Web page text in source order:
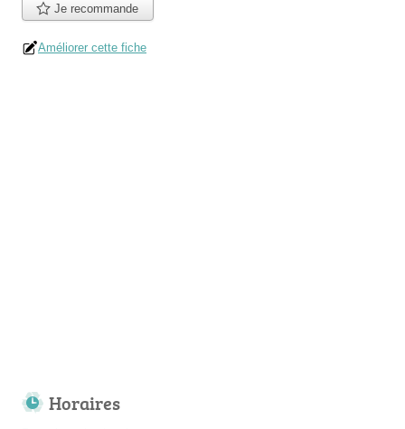
Je recommande
Améliorer cette fiche
Horaires